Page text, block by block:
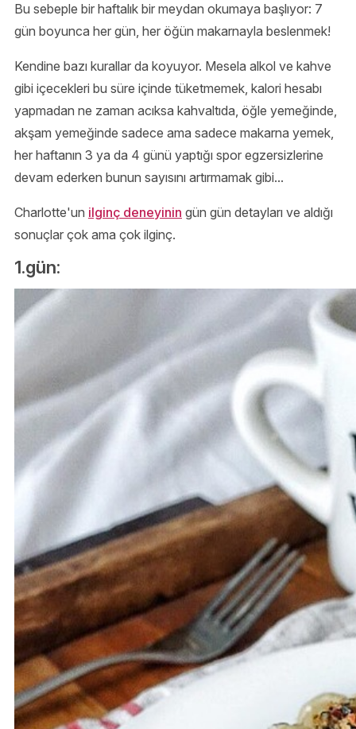
Bu sebeple bir haftalık bir meydan okumaya başlıyor: 7
gün boyunca her gün, her öğün makarnayla beslenmek!
Kendine bazı kurallar da koyuyor. Mesela alkol ve kahve
gibi içecekleri bu süre içinde tüketmemek, kalori hesabı
yapmadan ne zaman acıksa kahvaltıda, öğle yemeğinde,
akşam yemeğinde sadece ama sadece makarna yemek,
her haftanın 3 ya da 4 günü yaptığı spor egzersizlerine
devam ederken bunun sayısını artırmamak gibi...
Charlotte'un ilginç deneyinin gün gün detayları ve aldığı
sonuçlar çok ama çok ilginç.
1.gün: